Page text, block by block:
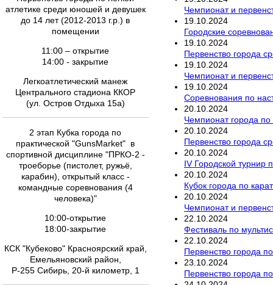
атлетике среди юношей и девушек
до 14 лет (2012-2013 г.р.) в
помещении
11:00 – открытие
14:00 - закрытие
Легкоатлетический манеж
Центрального стадиона ККОР
(ул. Остров Отдыха 15а)
2 этап Кубка города по
практической "GunsMarket" в
спортивной дисциплине "ПРКО-2 -
троеборье (пистолет, ружьё,
карабин), открытый класс -
командные соревнования (4
человека)"
10:00-открытие
18:00-закрытие
КСК "Кубеково" Красноярский край,
Емельяновский район,
Р-255 Сибирь, 20-й километр, 1
Чемпионат и
19 10 2024
Городские
19 10 2024
Первенство города
19 10 2024
Чемпионат и
19 10 2024
Соревнования по
20 10 2024
Чемпионат города по
20 10 2024
Первенство города
20 10 2024
IV Городской
20 10 2024
Кубок города по
20 10 2024
Чемпионат и
22 10 2024
Фестиваль по
22 10 2024
Первенство города
23 10 2024
Первенство города